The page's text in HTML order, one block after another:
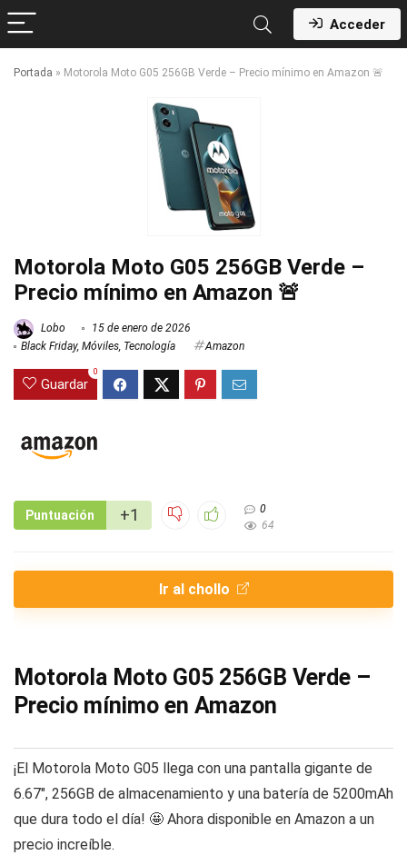
Acceder
Portada » Motorola Moto G05 256GB Verde – Precio mínimo en Amazon 🚨
Motorola Moto G05 256GB Verde –
Precio mínimo en Amazon 🚨
Lobo
15 de enero de 2026
Black Friday, Móviles, Tecnología Amazon
Guardar
0
Puntuación +1
0
64
Ir al chollo
Motorola Moto G05 256GB Verde –
Precio mínimo en Amazon
¡El Motorola Moto G05 llega con una pantalla gigante de
6.67″, 256GB de almacenamiento y una batería de 5200mAh
que dura todo el día! 🤩 Ahora disponible en Amazon a un
precio increíble.